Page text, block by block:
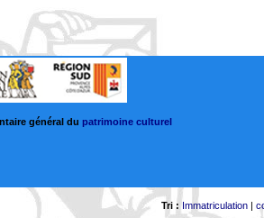
général du patrimoine culturel
Tri : Immatriculation|